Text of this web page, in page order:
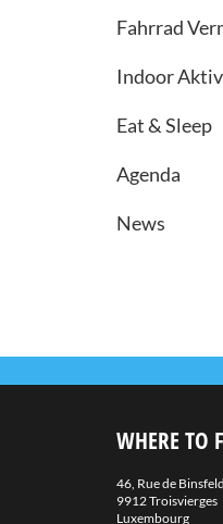
Fahrrad
Indoor
Eat & Sleep
Agenda
News
WHERE TO
46, Rue de Binsfeld
9912 Troisvierges
Luxembourg